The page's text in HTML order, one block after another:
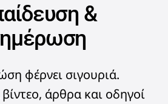
&
φέρνει σιγουριά.
άρθρα και οδηγοί